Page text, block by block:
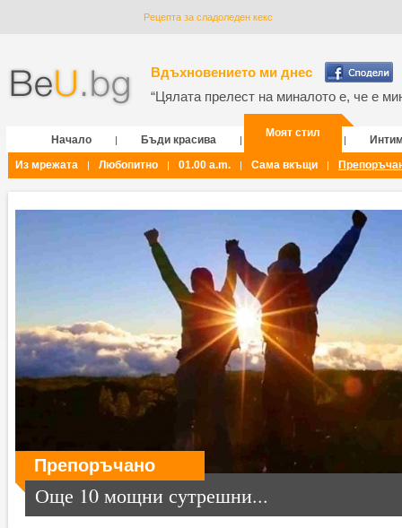
Рецепта за сладоледен кекс
Вдъхновението ми днес
“Цялата прелест на миналото е, че е
Начало | Бъди красива |
Моят стил
|
Из мрежата
| Любопитно | 01.00 a.m. | Сама вкъщи |
Препоръчано
Още 10 мощни сутрешни...